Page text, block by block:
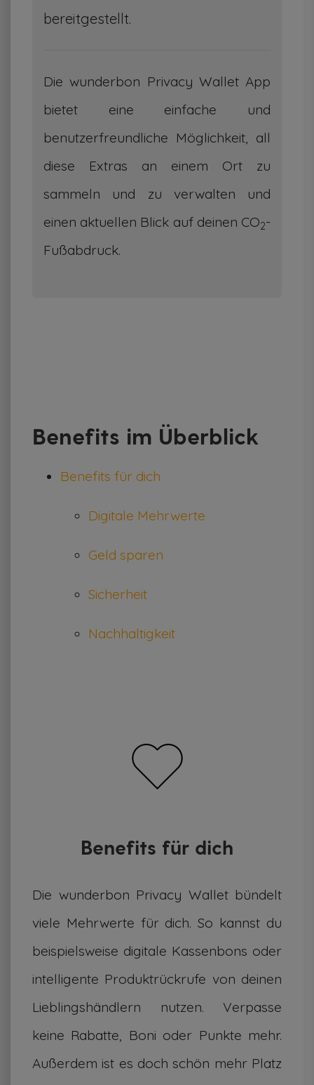
bereitgestellt.
Die wunderbon Privacy Wallet App
bietet eine einfache und
benutzerfreundliche Möglichkeit, all
diese Extras an einem Ort zu
sammeln und zu verwalten und
einen aktuellen Blick auf deinen CO2-
Fußabdruck.
Benefits im Überblick
Benefits für dich
Digitale Mehrwerte
Geld sparen
Sicherheit
Nachhaltigkeit
Benefits für dich
Die wunderbon Privacy Wallet bündelt
viele Mehrwerte für dich. So kannst du
beispielsweise digitale Kassenbons oder
intelligente Produktrückrufe von deinen
Lieblingshändlern nutzen. Verpasse
keine Rabatte, Boni oder Punkte mehr.
Außerdem ist es doch schön mehr Platz